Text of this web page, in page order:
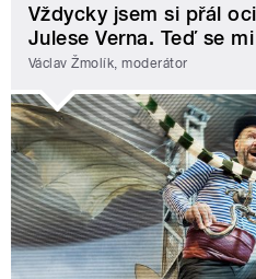
Vždycky jsem si přál
Julese Verna. Teď se
Václav Žmolík, moderátor